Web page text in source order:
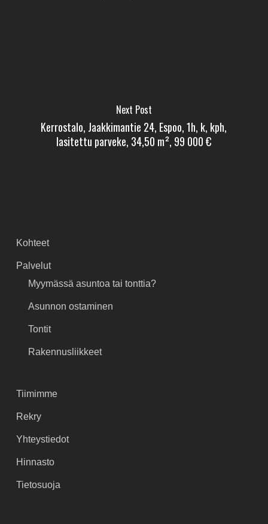
Next Post
Kerrostalo, Jaakkimantie 24, Espoo, 1h, k, kph,
lasitettu parveke, 34,50 m², 99 000 €
Kohteet
Palvelut
Myymässä asuntoa tai tonttia?
Asunnon ostaminen
Tontit
Rakennusliikkeet
Tiimimme
Rekry
Yhteystiedot
Hinnasto
Tietosuoja